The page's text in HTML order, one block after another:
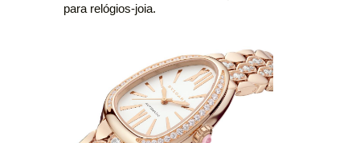
para relógios-joia.